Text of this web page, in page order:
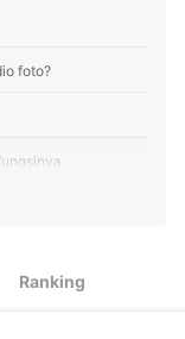
foto?
Ranking